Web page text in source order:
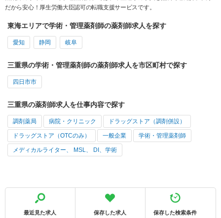
だから安心！厚生労働大臣認可の転職支援サービスです。
東海エリアで学術・管理薬剤師の薬剤師求人を探す
愛知 静岡 岐阜
三重県の学術・管理薬剤師の薬剤師求人を市区町村で探す
四日市市
三重県の薬剤師求人を仕事内容で探す
調剤薬局 病院・クリニック ドラッグストア（調剤併設）
ドラッグストア（OTCのみ） 一般企業 学術・管理薬剤師
メディカルライター、 MSL、 DI、学術
最近見た求人 保存した求人 保存した検索条件